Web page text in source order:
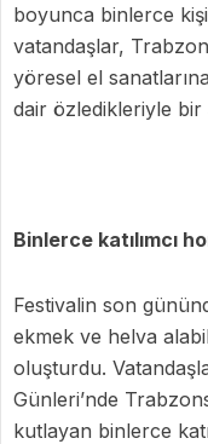
boyunca binlerce
vatandaşlar,
yöresel el
dair özledikleriyle bir
Binlerce katılımcı
Festivalin son
ekmek ve helva
oluşturdu.
Günleri’nde
kutlayan binlerce